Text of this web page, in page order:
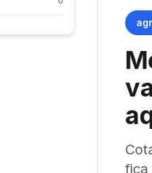
fica